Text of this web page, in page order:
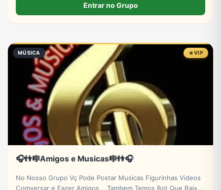
Entrar no Grupo
MÚSICA VIP
🎧👫🎼Amigos e Musicas🎼👫🎧
No Nosso Grupo Vç Pode Postar Musicas Figurinhas Videos
Comversar e Fazer Amigos .. Tambem Temos Bot Que Baixa